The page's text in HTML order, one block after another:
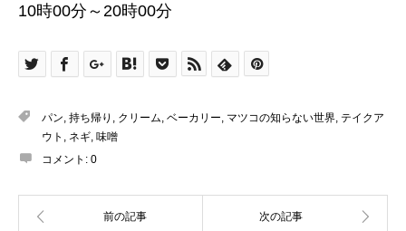
10時00分～20時00分
パン 持ち帰り クリーム ベーカリー マツコの知らない世界 テイクア
ウト
ネギ 味噌
コメント: 0